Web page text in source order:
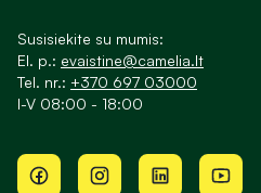
Susisiekite su mumis:
El. p.: evaistine@camelia.lt
Tel. nr.: +370 697 03000
I-V 08:00 - 18:00